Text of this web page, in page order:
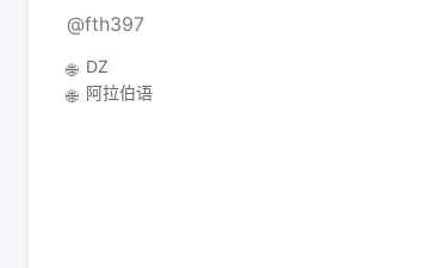
@fth397
🌐 DZ
🌐 阿拉伯语